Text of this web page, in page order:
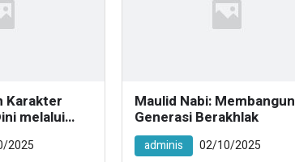
Karakter
melalui
Teladan”
2025
Maulid Nabi: Membangun
Generasi Berakhlak
adminis 02/10/2025